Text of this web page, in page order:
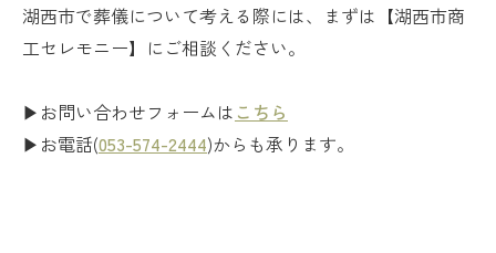
湖西市で葬儀について考える際には、まずは【湖西市商
工セレモニー】にご相談ください。
▶お問い合わせフォームは こちら
▶お電話(053-574-2444)からも承ります。